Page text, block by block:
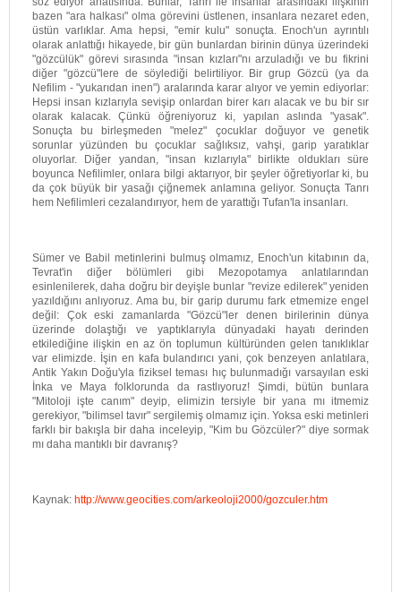
bazen "ara halkası" olma görevini üstlenen, insanlara nezaret eden,
üstün varlıklar. Ama hepsi, "emir kulu" sonuçta. Enoch'un ayrıntılı
olarak anlattığı hikayede, bir gün bunlardan birinin dünya üzerindeki
"gözcülük" görevi sırasında "insan kızları"nı arzuladığı ve bu fikrini
diğer "gözcü"lere de söylediği belirtiliyor. Bir grup Gözcü (ya da
Nefilim - "yukarıdan inen") aralarında karar alıyor ve yemin ediyorlar:
Hepsi insan kızlarıyla sevişip onlardan birer karı alacak ve bu bir sır
olarak kalacak. Çünkü öğreniyoruz ki, yapılan aslında "yasak".
Sonuçta bu birleşmeden "melez" çocuklar doğuyor ve genetik
sorunlar yüzünden bu çocuklar sağlıksız, vahşi, garip yaratıklar
oluyorlar. Diğer yandan, "insan kızlarıyla" birlikte oldukları süre
boyunca Nefilimler, onlara bilgi aktarıyor, bir şeyler öğretiyorlar ki, bu
da çok büyük bir yasağı çiğnemek anlamına geliyor. Sonuçta Tanrı
hem Nefilimleri cezalandırıyor, hem de yarattığı Tufan'la insanları.
Sümer ve Babil metinlerini bulmuş olmamız, Enoch'un kitabının da,
Tevrat'in diğer bölümleri gibi Mezopotamya anlatılarından
esinlenilerek, daha doğru bir deyişle bunlar "revize edilerek" yeniden
yazıldığını anlıyoruz. Ama bu, bir garip durumu fark etmemize engel
değil: Çok eski zamanlarda "Gözcü"ler denen birilerinin dünya
üzerinde dolaştığı ve yaptıklarıyla dünyadaki hayatı derinden
etkilediğine ilişkin en az ön toplumun kültüründen gelen tanıklıklar
var elimizde. İşin en kafa bulandırıcı yani, çok benzeyen anlatılara,
Antik Yakın Doğu'yla fiziksel teması hıç bulunmadığı varsayılan eski
İnka ve Maya folklorunda da rastlıyoruz! Şimdi, bütün bunlara
"Mitoloji işte canım" deyip, elimizin tersiyle bir yana mı itmemiz
gerekiyor, "bilimsel tavır" sergilemiş olmamız için. Yoksa eski metinleri
farklı bir bakışla bir daha inceleyip, "Kim bu Gözcüler?" diye sormak
mı daha mantıklı bir davranış?
Kaynak: http://www.geocities.com/arkeoloji2000/gozculer.htm